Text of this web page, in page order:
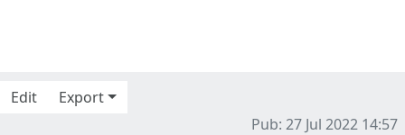
Edit
Export
Pub: 27 Jul 2022 14:57